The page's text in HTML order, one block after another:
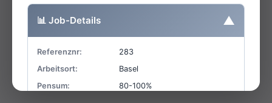
📊 Job-Details ▼
Referenznr:
283
Arbeitsort:
Basel
Pensum:
80-100%